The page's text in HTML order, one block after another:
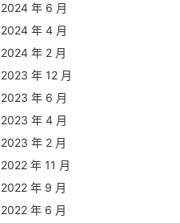
2024 年 6 月
2024 年 4 月
2024 年 2 月
2023 年 12 月
2023 年 6 月
2023 年 4 月
2023 年 2 月
2022 年 11 月
2022 年 9 月
2022 年 6 月